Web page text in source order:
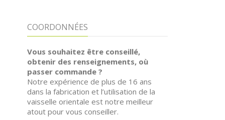
COORDONNÉES
Vous souhaitez être conseillé,
obtenir des renseignements, où
passer commande ?
Notre expérience de plus de 16 ans
dans la fabrication et l’utilisation de la
vaisselle orientale est notre meilleur
atout pour vous conseiller.